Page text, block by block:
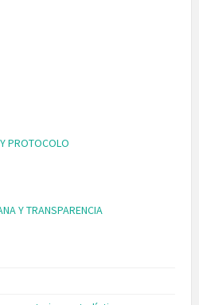
PROTOCOLO
Y TRANSPARENCIA